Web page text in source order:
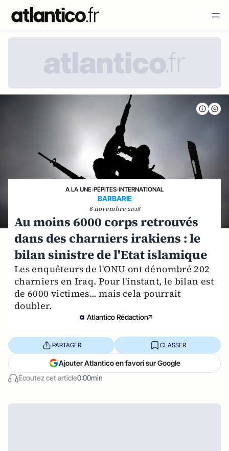
A LA UNE›PÉPITES›INTERNATIONAL
BARBARIE
6 novembre 2018
Au moins 6000 corps retrouvés
dans des charniers irakiens : le
bilan sinistre de l'Etat islamique
Les enquêteurs de l'ONU ont dénombré 202
charniers en Iraq. Pour l'instant, le bilan est
de 6000 victimes... mais cela pourrait
doubler.
Atlantico Rédaction
Écoutez cet article0:00min
PARTAGER CLASSER
Ajouter Atlantico en favori sur Google